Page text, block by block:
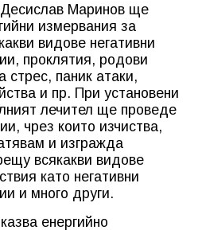
Маринов ще
измервания за
видове негативни
проклятия, родови
стрес, паник атаки,
и пр. При установени
лечител ще проведе
чрез които изчиства,
и изгражда
всякакви видове
като негативни
и много други.
енергийно